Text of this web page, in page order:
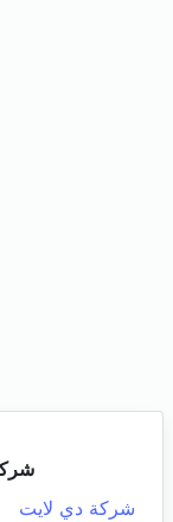
شركة دي لايت